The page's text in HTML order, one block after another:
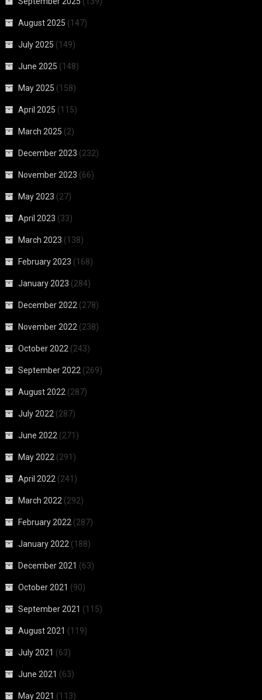
August 2025 (147)
July 2025 (149)
June 2025 (148)
May 2025 (158)
April 2025 (115)
March 2025 (2)
December 2023 (232)
November 2023 (66)
May 2023 (27)
April 2023 (33)
March 2023 (138)
February 2023 (168)
January 2023 (284)
December 2022 (278)
November 2022 (238)
October 2022 (243)
September 2022 (269)
August 2022 (287)
July 2022 (287)
June 2022 (271)
May 2022 (291)
April 2022 (241)
March 2022 (292)
February 2022 (287)
January 2022 (188)
December 2021 (63)
October 2021 (90)
September 2021 (115)
August 2021 (119)
July 2021 (63)
June 2021 (63)
May 2021 (113)